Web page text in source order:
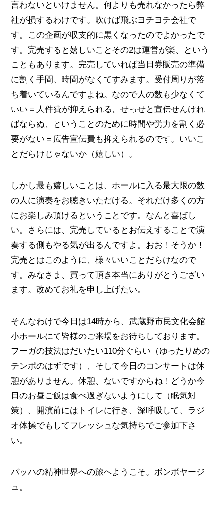
言わないといけません。何よりも売れなかったら弊
社が損するわけです。吹けば飛ぶヨチヨチ会社で
す。この企画が収支的に黒くなったのでよかったで
す。完売すると嬉しいことその2は運営が楽、という
こともあります。完売していれば当日券販売の準備
に割く手間、時間がなくてすみます。受付周りが落
ち着いているんですよね。なので人の数も少なくて
いい＝人件費が抑えられる。せっせと宣伝せんけれ
ばならぬ、ということのために時間や労力を割く必
要がない＝広告宣伝費も抑えられるのです。いいこ
とだらけじゃないか（嬉しい）。
しかし最も嬉しいことは、ホールに入る最大限の数
の人に演奏をお聴きいただける。それだけ多くの方
にお楽しみ頂けるということです。なんと喜ばし
い。さらには、完売しているとお伝えすることで演
奏する側もやる気が出るんですよ。おお！そうか！
完売とはこのように、様々いいことだらけなので
す。みなさま、買って頂き本当にありがとうござい
ます。改めてお礼を申し上げたい。
そんなわけで今日は14時から、武蔵野市民文化会館
小ホールにて皆様のご来場をお待ちしております。
フーガの技法はだいたい110分ぐらい（ゆったりめの
テンポのはずです）、そして今日のコンサートは休
憩がありません。休憩、ないですからね！どうか今
日のお昼ご飯は食べ過ぎないようにして（眠気対
策）、開演前にはトイレに行き、深呼吸して、ラジ
オ体操でもしてフレッシュな気持ちでご参加下さ
い。
バッハの精神世界への旅へようこそ。ボンボヤージ
ュ。